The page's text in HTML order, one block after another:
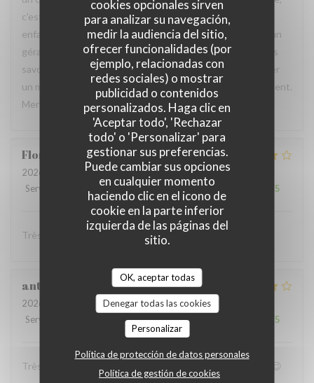
cookies opcionales sirven
para analizar su navegación,
medir la audiencia del sitio,
ofrecer funcionalidades (por
ejemplo, relacionadas con
redes sociales) o mostrar
publicidad o contenidos
personalizados. Haga clic en
'Aceptar todo', 'Rechazar
todo' o 'Personalizar' para
gestionar sus preferencias.
Puede cambiar sus opciones
en cualquier momento
haciendo clic en el icono de
cookie en la parte inferior
izquierda de las páginas del
sitio.
OK, aceptar todas
Denegar todas las cookies
Personalizar
Política de protección de datos personales
Política de gestión de cookies
c'est un agréable moment que nous passons même si nos
enfants ont grandi. Personnel professionnel et agréable, un
gérant toujours à l'écoute des besoins culinaires. Des plats
savoureux et généreux. C'est un plaisir de pouvoir partager
un moment familial à chaque occasion dans cet établissement.
Merci à toute l'équipe pour l'accueil. À très bientôt.
Florent
2026-07-11
- 20:00 - Invitados 3
Servicio
Ambiente: 4/5 Menú: 4/5 Calidad / Precio /5
Très convivial , ont mange très bien :)
anthony
2026-07-05
- 19:00 - Invitados 4
Servicio
:4/5 Menú:5/5 /5
Très bon accueil et patron super sympa Personnel au top😉